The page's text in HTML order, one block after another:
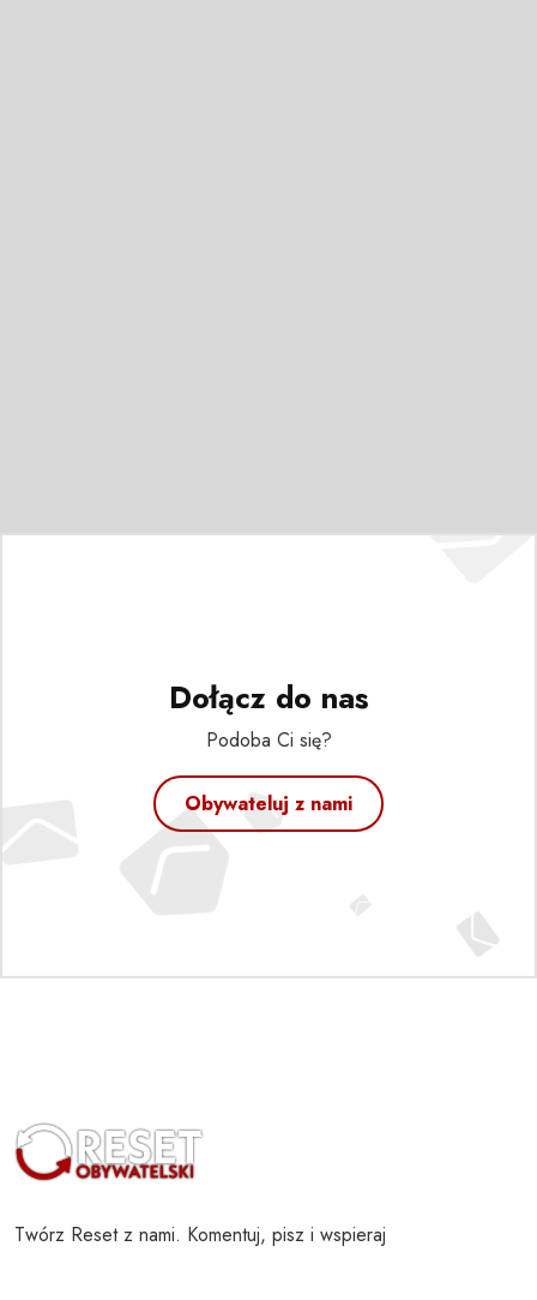
Dołącz do nas
Podoba Ci się?
Obywateluj z nami
Twórz Reset z nami. Komentuj, pisz i wspieraj